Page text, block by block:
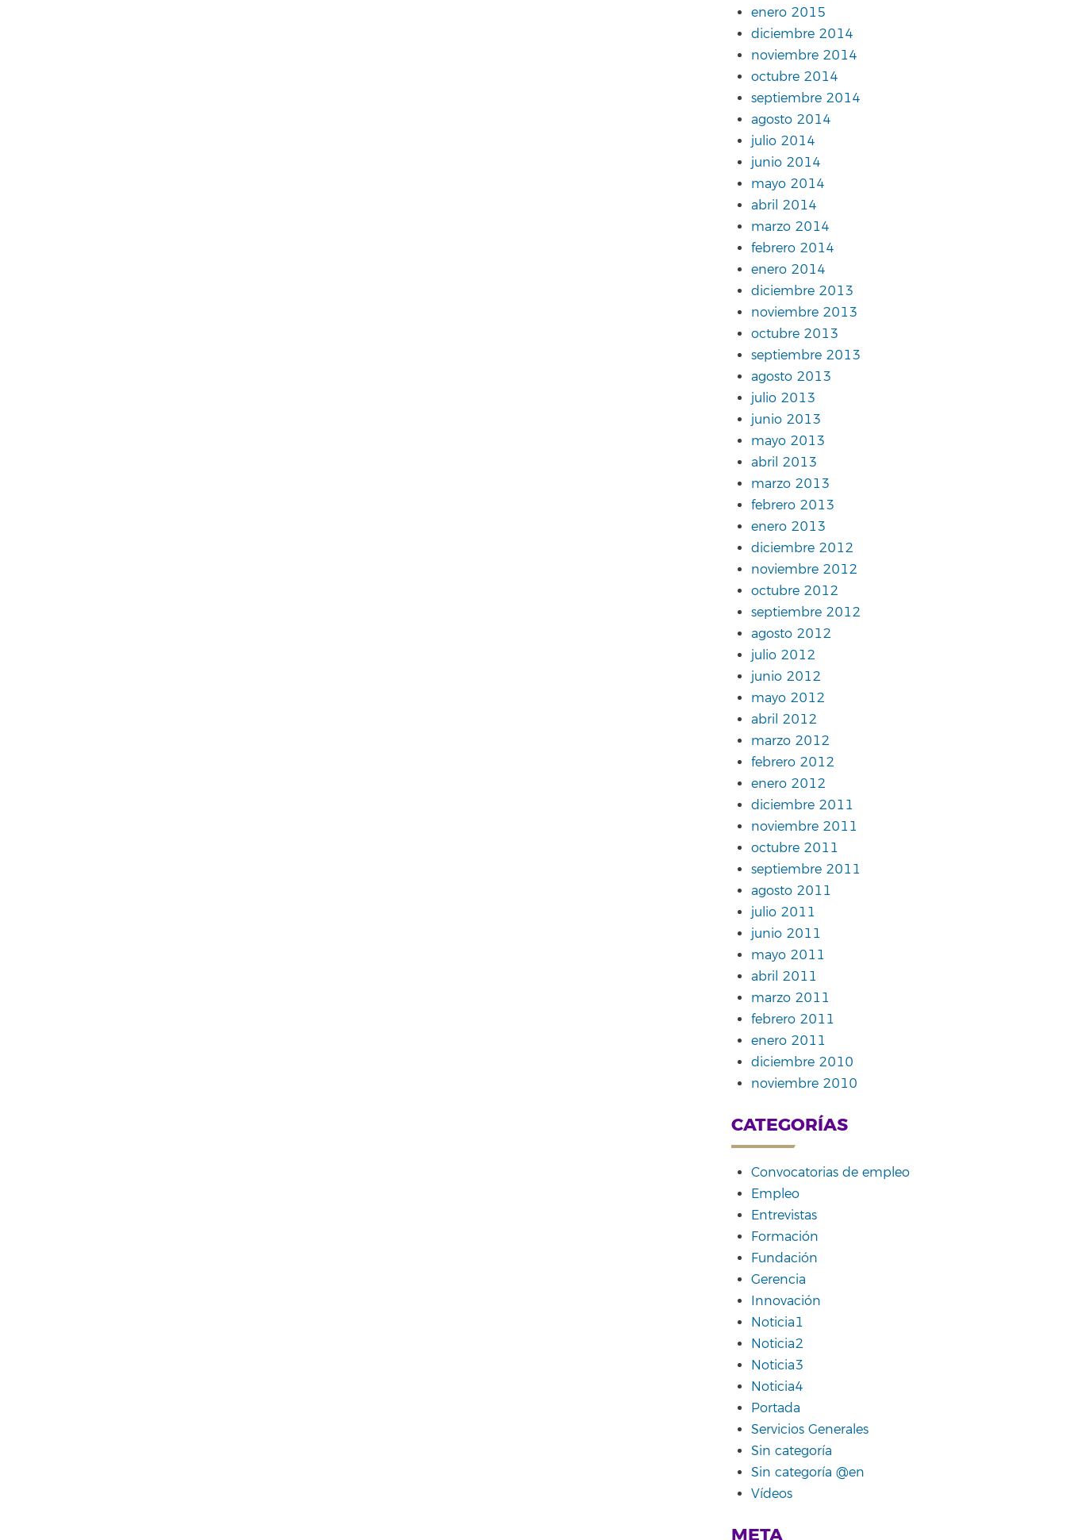
enero 2015
diciembre 2014
noviembre 2014
octubre 2014
septiembre 2014
agosto 2014
julio 2014
junio 2014
mayo 2014
abril 2014
marzo 2014
febrero 2014
enero 2014
diciembre 2013
noviembre 2013
octubre 2013
septiembre 2013
agosto 2013
julio 2013
junio 2013
mayo 2013
abril 2013
marzo 2013
febrero 2013
enero 2013
diciembre 2012
noviembre 2012
octubre 2012
septiembre 2012
agosto 2012
julio 2012
junio 2012
mayo 2012
abril 2012
marzo 2012
febrero 2012
enero 2012
diciembre 2011
noviembre 2011
octubre 2011
septiembre 2011
agosto 2011
julio 2011
junio 2011
mayo 2011
abril 2011
marzo 2011
febrero 2011
enero 2011
diciembre 2010
noviembre 2010
CATEGORÍAS
Convocatorias de empleo
Empleo
Entrevistas
Formación
Fundación
Gerencia
Innovación
Noticia1
Noticia2
Noticia3
Noticia4
Portada
Servicios Generales
Sin categoría
Sin categoría @en
Vídeos
META